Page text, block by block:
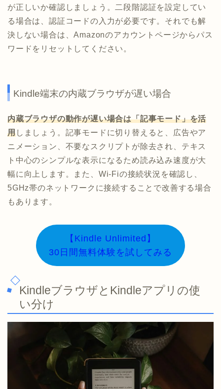
が正しいか確認しましょう。二段階認証を設定してい
る場合は、認証コードの入力が必要です。それでも解
決しない場合は、Amazonのアカウントページからパス
ワードをリセットしてください。
Kindle端末の内蔵ブラウザが遅い場合
内蔵ブラウザの動作が遅い場合は「記事モード」を活
用しましょう。記事モードに切り替えると、広告やア
ニメーション、不要なスクリプトが除去され、テキス
ト中心のシンプルな表示になるため読み込み速度が大
幅に向上します。また、Wi-Fiの接続状況を確認し、
5GHz帯のネットワークに接続することで改善する場合
もあります。
【Kindle Unlimited】
30日間無料体験を試してみる
KindleブラウザとKindleアプリの使
い分け